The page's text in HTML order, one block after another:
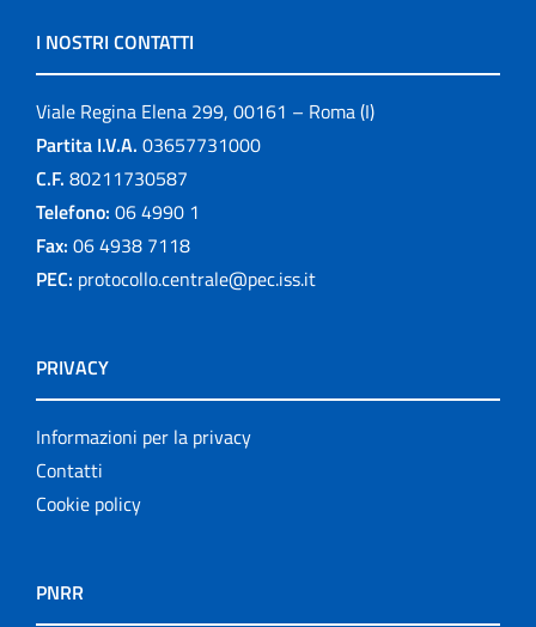
I NOSTRI CONTATTI
Viale Regina Elena 299, 00161 – Roma (I)
Partita I.V.A. 03657731000
C.F. 80211730587
Telefono: 06 4990 1
Fax: 06 4938 7118
PEC: protocollo.centrale@pec.iss.it
PRIVACY
Informazioni per la privacy
Contatti
Cookie policy
PNRR